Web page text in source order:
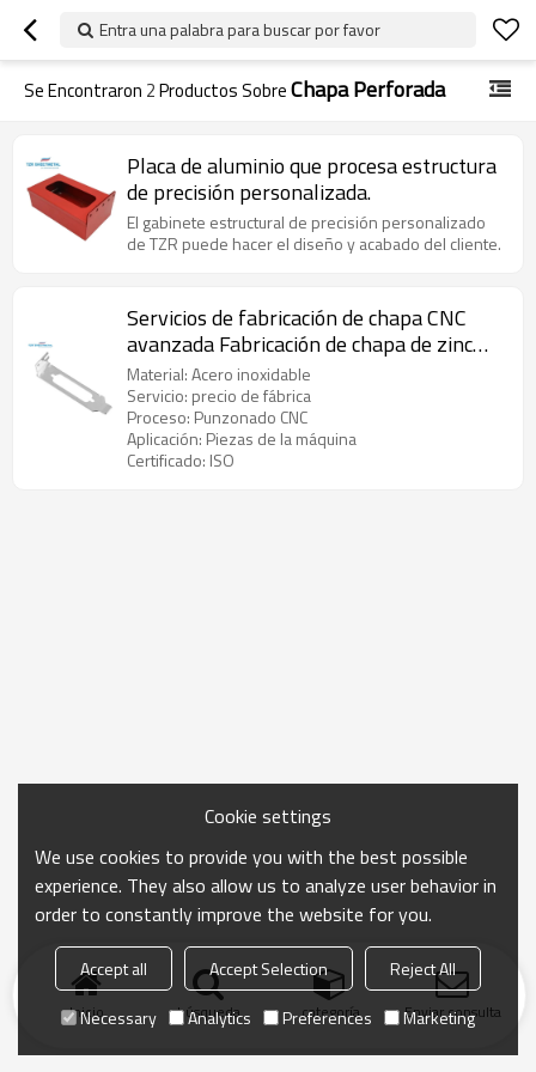
Entra una palabra para buscar por favor
Se Encontraron 2Productos SobreChapa Perforada
Placa de aluminio que procesa estructura
de precisión personalizada.
El gabinete estructural de precisión personalizado
de TZR puede hacer el diseño y acabado del cliente.
Servicios de fabricación de chapa CNC
avanzada Fabricación de chapa de zinc
negro
Material: Acero inoxidable
Servicio: precio de fábrica
Proceso: Punzonado CNC
Aplicación: Piezas de la máquina
Certificado: ISO
Inicio búsqueda categoría Enviar consulta
Cookie settings
We use cookies to provide you with the best possible
experience. They also allow us to analyze user behavior in
order to constantly improve the website for you.
Accept all Accept Selection
Reject All
Necessary
Analytics Preferences Marketing